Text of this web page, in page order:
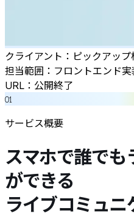
クライアント：ピックアップ
担当範囲：フロントエンド
URL：公開終了
01
サービス概要
スマホで誰でも
ができる
ライブコミュ